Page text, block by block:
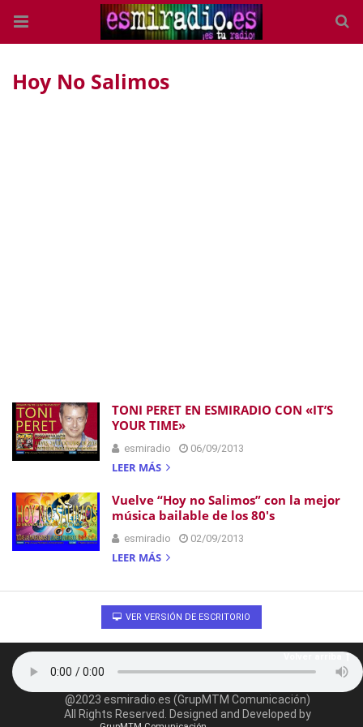
Hoy No Salimos
TONI PERET EN ESMIRADIO CON «IT’S
YOUR TIME»
esmiradio 06/09/2013
LEER MÁS
Vuelve “Hoy no Salimos” con la mejor
música bailable de los 80′s
esmiradio 02/09/2013
LEER MÁS
VER VERSIÓN DE ESCRITORIO
@2023 esmiradio.es (GrupMTM Comunicación)
All Rights Reserved. Designed and Developed by